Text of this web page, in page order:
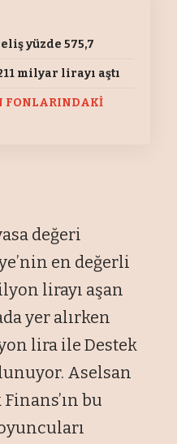
yüzde 575,7
milyar lirayı aştı
FONLARINDAKİ
değeri
en değerli
lirayı aşan
yer alırken
lira ile Destek
Aselsan
bu